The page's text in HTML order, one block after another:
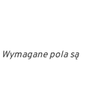
Wymagane pola są